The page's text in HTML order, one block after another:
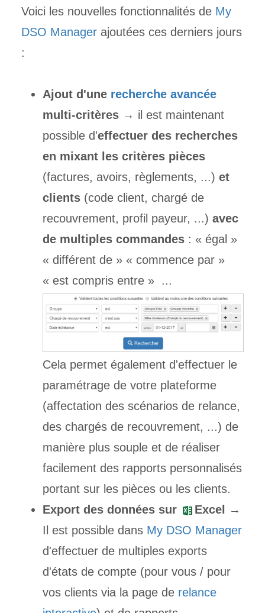
Voici les nouvelles fonctionnalités de My
DSO Managerajoutées ces derniers jours
:
Ajout d'une recherche avancée
multi-critères→ il est maintenant
possible d'effectuer des recherches
en mixant les critères pièces
(factures, avoirs, règlements, ...) et
clients(code client, chargé de
recouvrement, profil payeur, ...) avec
de multiples commandes: « égal »
« différent de » « commence par »
« est compris entre » ...
Cela permet également d'effectuer le
paramétrage de votre plateforme
(affectation des scénarios de relance,
des chargés de recouvrement, ...) de
manière plus souple et de réaliser
facilement des rapports personnalisés
portant sur les pièces ou les clients.
Export des données sur
Excel
→
Il est possible dans My DSO Manager
d'effectuer de multiples exports
d'états de compte (pour vous / pour
vos clients via la page de relance